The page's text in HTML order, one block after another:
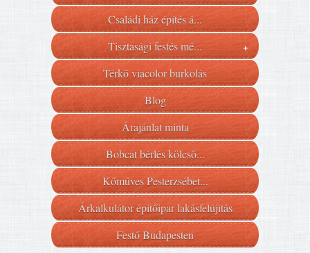
Családi ház építés á...
Tisztasági festés mé...
+
Térkő viacolor burkolás
Blog
Árajánlat minta
Bobcat bérlés kölcsö...
Kőműves Pesterzsébet...
Árkalkulátor építőipar lakásfelújítás
Festő Budapesten